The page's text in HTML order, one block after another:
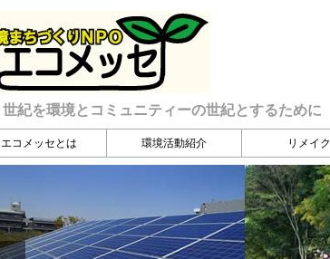
世紀を環境とコミュニティーの世紀とするために
エコメッセとは 環境活動紹介 リメイク